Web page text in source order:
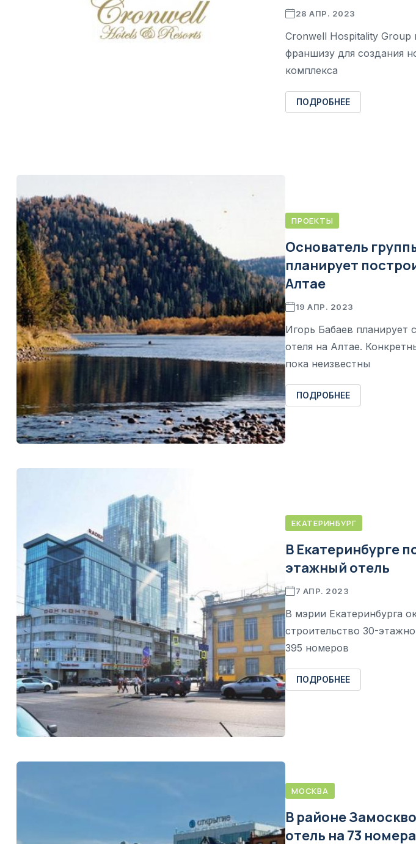
28 АПР. 2023
Cronwell Hospitality Group
франшизу для создания
комплекса
ПОДРОБНЕЕ
ПРОЕКТЫ
Основатель
планирует
Алтае
19 АПР. 2023
Игорь Бабаев планирует
отеля на Алтае.
пока неизвестны
ПОДРОБНЕЕ
ЕКАТЕРИНБУРГ
В Екатеринбурге
этажный отель
7 АПР. 2023
В мэрии Екатеринбурга
строительство 30-
395 номеров
ПОДРОБНЕЕ
МОСКВА
В районе
отель на 73 номера